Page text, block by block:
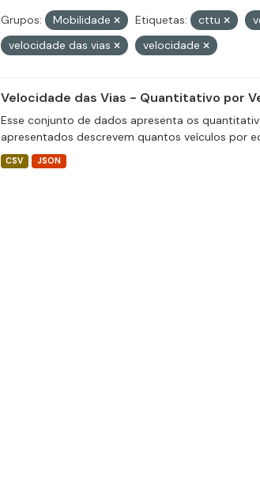
Grupos: Mobilidade Etiquetas: cttu
velocidade das vias
velocidade
Velocidade das Vias - Quantitativo por
Esse conjunto de dados apresenta os
apresentados descrevem quantos veículos por
CSV JSON